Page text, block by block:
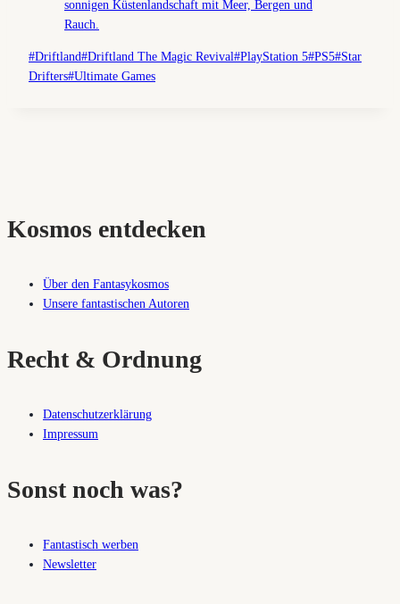
Schlagworte:
#Driftland#Driftland The Magic Revival#PlayStation 5#PS5#Star
Drifters#Ultimate Games
Kosmos entdecken
Über den Fantasykosmos
Unsere fantastischen Autoren
Recht & Ordnung
Datenschutzerklärung
Impressum
Sonst noch was?
Fantastisch werben
Newsletter